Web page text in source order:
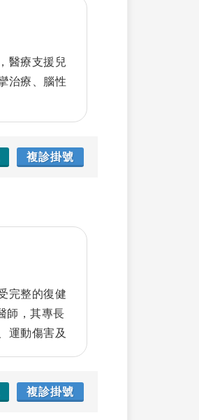
醫療支援兒
治療、腦性
複診掛號
完整的復健
師，其專長
運動傷害及
複診掛號